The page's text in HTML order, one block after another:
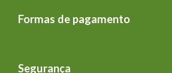
Formas de pagamento
Segurança